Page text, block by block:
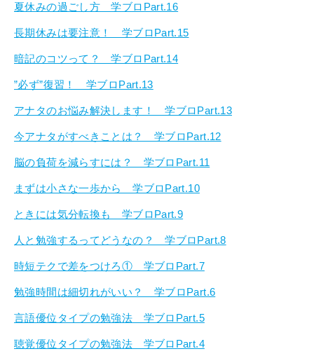
夏休みの過ごし方 学ブロPart.16
長期休みは要注意！ 学ブロPart.15
暗記のコツって？ 学ブロPart.14
”必ず”復習！ 学ブロPart.13
アナタのお悩み解決します！ 学ブロPart.13
今アナタがすべきことは？ 学ブロPart.12
脳の負荷を減らすには？ 学ブロPart.11
まずは小さな一歩から 学ブロPart.10
ときには気分転換も 学ブロPart.9
人と勉強するってどうなの？ 学ブロPart.8
時短テクで差をつけろ① 学ブロPart.7
勉強時間は細切れがいい？ 学ブロPart.6
言語優位タイプの勉強法 学ブロPart.5
聴覚優位タイプの勉強法 学ブロPart.4